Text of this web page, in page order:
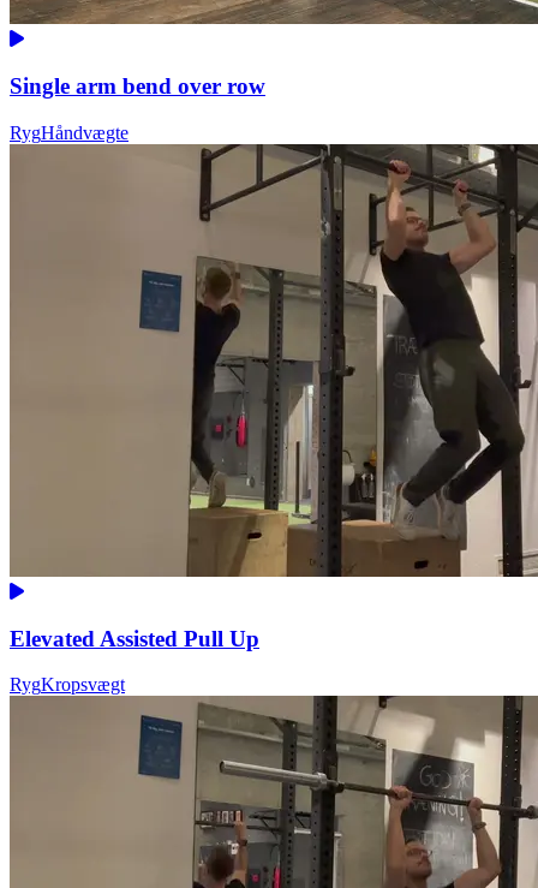
Single arm bend over row
RygHåndvægte
Elevated Assisted Pull Up
RygKropsvægt